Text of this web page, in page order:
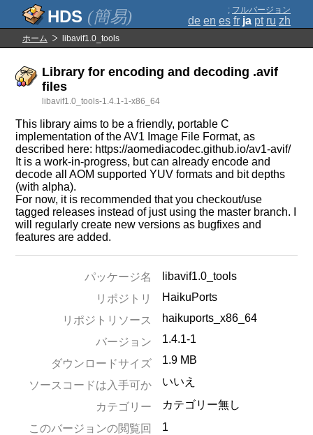
(簡易) ; フルバージョン
de en es fr ja pt ru zh
ホーム libavif1.0_tools
Library for encoding and decoding .avif
files
libavif1.0_tools-1.4.1-1-x86_64
This library aims to be a friendly, portable C
implementation of the AV1 Image File Format, as
described here: https://aomediacodec.github.io/av1-avif/
It is a work-in-progress, but can already encode and
decode all AOM supported YUV formats and bit depths
(with alpha).
For now, it is recommended that you checkout/use
tagged releases instead of just using the master branch. I
will regularly create new versions as bugfixes and
features are added.
パッケージ名
libavif1.0_tools
リポジトリ
HaikuPorts
リポジトリソース
haikuports_x86_64
バージョン
1.4.1-1
ダウンロードサイズ 1.9 MB
ソースコードは入手可か いいえ
カテゴリー
カテゴリー無し
このバージョンの閲覧回
1